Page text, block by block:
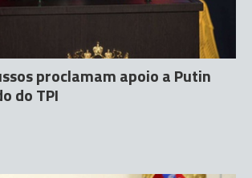
proclamam apoio a Putin
do TPI